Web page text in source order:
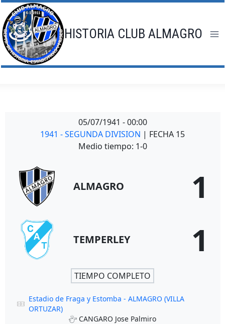
Saltar
al
contenido
HISTORIA CLUB ALMAGRO
05/07/1941 - 00:00
1941 - SEGUNDA DIVISION | FECHA 15
Medio tiempo: 1-0
ALMAGRO 1
TEMPERLEY 1
TIEMPO COMPLETO
Estadio de Fraga y Estomba - ALMAGRO (VILLA
ORTUZAR)
CANGARO Jose Palmiro